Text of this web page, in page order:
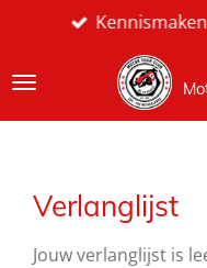
naar
Verlanglijst
Jouw verlanglijst is